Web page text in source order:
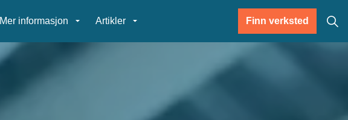
Mer informasjon Artikler Finn verksted